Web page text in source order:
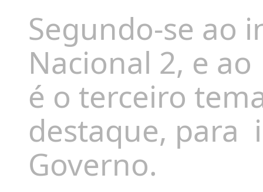
Segundo-se ao
Nacional 2, e ao
é o terceiro
destaque, para
Governo.